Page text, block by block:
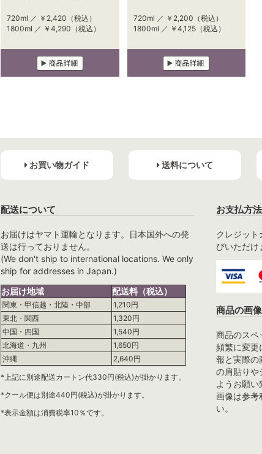
720ml ／ ￥2,420 （税込）
1800ml ／ ￥4,290 （税込）
720ml ／ ￥2,200 （税込）
1800ml ／ ￥4,125（税込）
お買い物ガイド 送料について
配送について
お届けはヤマト運輸となります。日本国外への発
送は行っておりません。
(We don't ship to international locations. We only
ship for addresses in Japan.)
お届け地域
配送料（税込）
関東・甲信越・北陸・中部
1,210円
東北・関西
1,320円
中国・四国
1,540円
北海道・九州
1,650円
沖縄
2,640円
*上記に別途配送カートン代330円(税込)が掛かります。
*クール便は別途440円(税込)が掛かります。
*表示金額は消費税率10％です。
お支払方
クレジット
びいただけ
商品の画
商品のスペ
頻繁に変更
報と実際の
の肩貼りや
ようお願い
画像は参考
い。